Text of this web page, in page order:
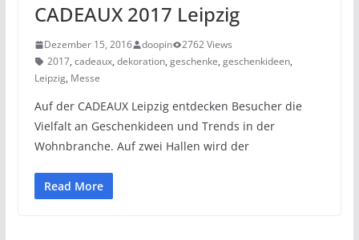
CADEAUX 2017 Leipzig
Dezember 15, 2016 doopin
2762 Views
2017, cadeaux, dekoration, geschenke, geschenkideen,
Leipzig, Messe
Auf der CADEAUX Leipzig entdecken Besucher die
Vielfalt an Geschenkideen und Trends in der
Wohnbranche. Auf zwei Hallen wird der
Read More